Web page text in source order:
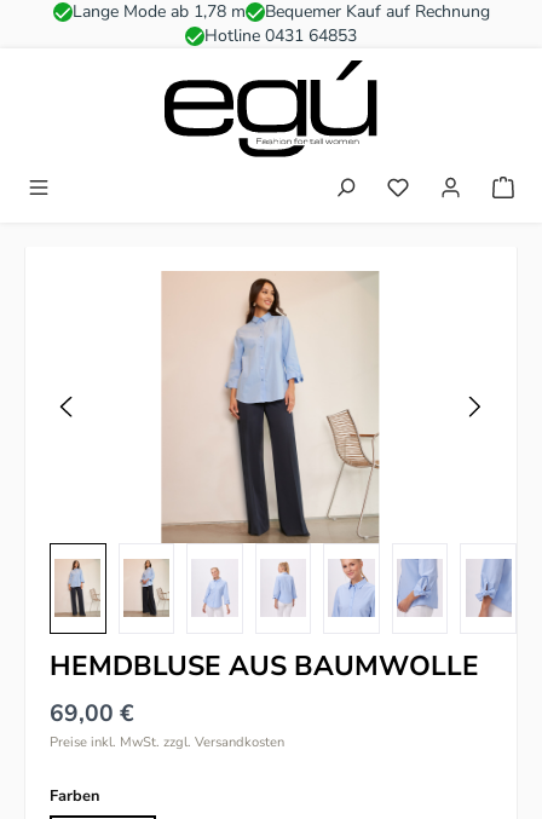
Zum Hauptinhalt springen
Lange Mode ab 1,78 m
Bequemer Kauf auf Rechnung
Hotline 0431 64853
Du hast 0
HEMDBLUSE AUS BAUMWOLLE
69,00 €
Preise inkl. MwSt. zzgl. Versandkosten
Farbenauswählen